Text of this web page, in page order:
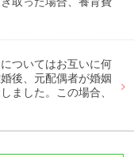
ついてはお互いに何
後、元配偶者が婚姻
ました。この場合、